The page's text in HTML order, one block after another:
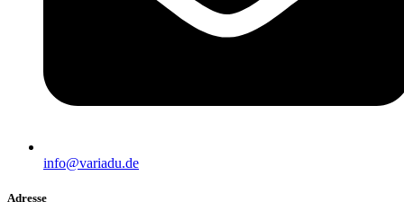
info@variadu.de
Adresse